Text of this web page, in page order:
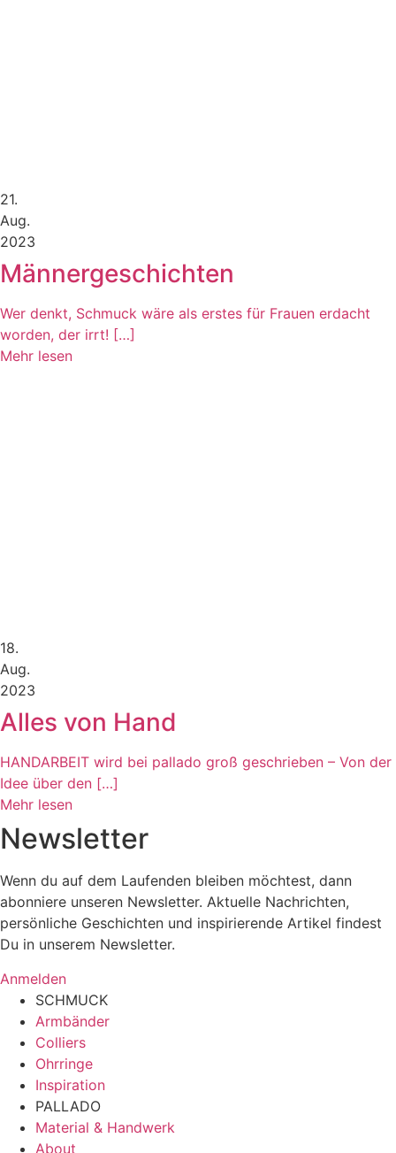
21.
Aug.
2023
Männergeschichten
Wer denkt, Schmuck wäre als erstes für Frauen erdacht
worden, der irrt! […]
Mehr lesen
18.
Aug.
2023
Alles von Hand
HANDARBEIT wird bei pallado groß geschrieben – Von der
Idee über den […]
Mehr lesen
Newsletter
Wenn du auf dem Laufenden bleiben möchtest, dann
abonniere unseren Newsletter. Aktuelle Nachrichten,
persönliche Geschichten und inspirierende Artikel findest
Du in unserem Newsletter.
Anmelden
SCHMUCK
Armbänder
Colliers
Ohrringe
Inspiration
PALLADO
Material & Handwerk
About